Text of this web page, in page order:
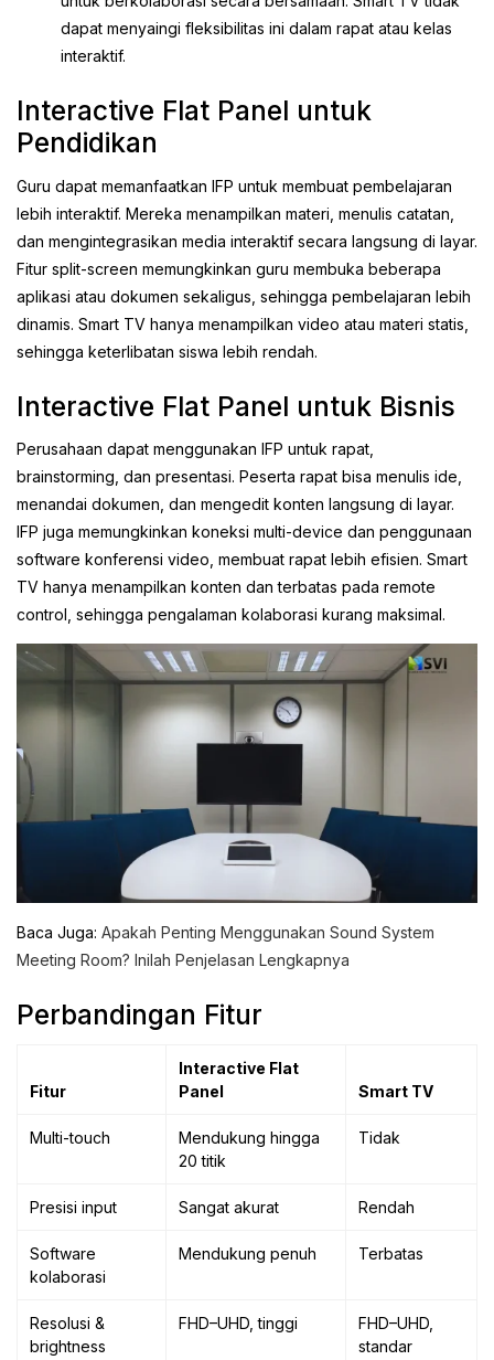
dapat menyaingi fleksibilitas ini dalam rapat atau kelas
interaktif.
Interactive Flat Panel untuk
Pendidikan
Guru dapat memanfaatkan IFP untuk membuat pembelajaran
lebih interaktif. Mereka menampilkan materi, menulis catatan,
dan mengintegrasikan media interaktif secara langsung di layar.
Fitur split-screen memungkinkan guru membuka beberapa
aplikasi atau dokumen sekaligus, sehingga pembelajaran lebih
dinamis. Smart TV hanya menampilkan video atau materi statis,
sehingga keterlibatan siswa lebih rendah.
Interactive Flat Panel untuk Bisnis
Perusahaan dapat menggunakan IFP untuk rapat,
brainstorming, dan presentasi. Peserta rapat bisa menulis ide,
menandai dokumen, dan mengedit konten langsung di layar.
IFP juga memungkinkan koneksi multi-device dan penggunaan
software konferensi video, membuat rapat lebih efisien. Smart
TV hanya menampilkan konten dan terbatas pada remote
control, sehingga pengalaman kolaborasi kurang maksimal.
Baca Juga: Apakah Penting Menggunakan Sound System
Meeting Room? Inilah Penjelasan Lengkapnya
Perbandingan Fitur
Fitur
Interactive Flat
Panel
Smart TV
Multi-touch
Mendukung hingga
20 titik
Tidak
Presisi input Sangat akurat Rendah
Software
kolaborasi
Mendukung penuh Terbatas
Resolusi &
brightness
FHD–UHD, tinggi
FHD–UHD,
standar